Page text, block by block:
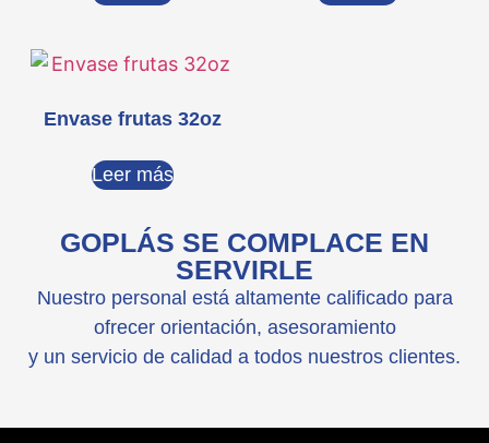
Envase frutas 32oz
Leer más
GOPLÁS SE COMPLACE EN
SERVIRLE
Nuestro personal está altamente calificado para
ofrecer orientación, asesoramiento
y un servicio de calidad a todos nuestros clientes.